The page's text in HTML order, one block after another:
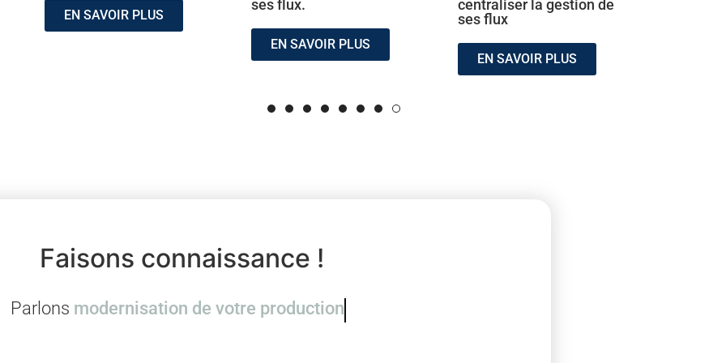
EN SAVOIR PLUS
ses flux.
EN SAVOIR PLUS
centraliser la gestion de
ses flux
EN SAVOIR PLUS
Faisons connaissance !
Parlons innovation et créativité